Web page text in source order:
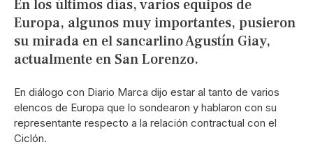
En los últimos días, varios equipos de
Europa, algunos muy importantes, pusieron
su mirada en el sancarlino Agustín Giay,
actualmente en San Lorenzo.
En diálogo con Diario Marca dijo estar al tanto de varios
elencos de Europa que lo sondearon y hablaron con su
representante respecto a la relación contractual con el
Ciclón.